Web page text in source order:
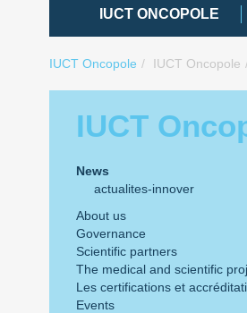
IUCT ONCOPOLE
IUCT Oncopole IUCT Oncopole
IUCT
News
actualites-innover
About us
Governance
Scientific partners
The medical and scientific
Les certifications et
Events